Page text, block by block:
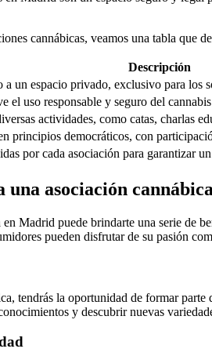
cannábicas, veamos una tabla que
Descripción
a un espacio privado, exclusivo para los
el uso responsable y seguro del cannabis
actividades, como catas, charlas
principios democráticos, con
por cada asociación para garantizar
una asociación cannábica
Madrid puede brindarte una serie de
pueden disfrutar de su pasión
tendrás la oportunidad de formar
y descubrir nuevas